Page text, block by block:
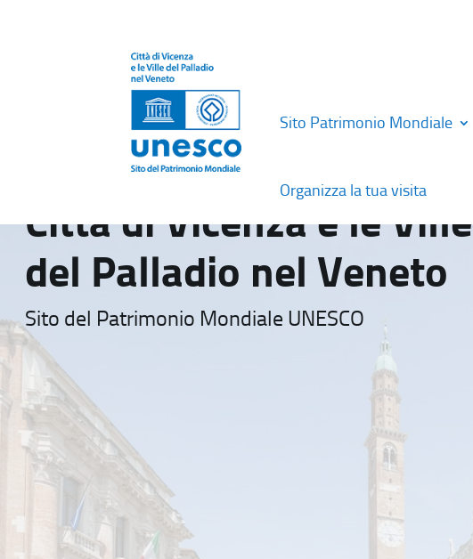
Sito Patrimonio Mondiale
Organizza la tua visita
Città di Vicenza e le Ville
del Palladio nel Veneto
Sito del Patrimonio Mondiale UNESCO